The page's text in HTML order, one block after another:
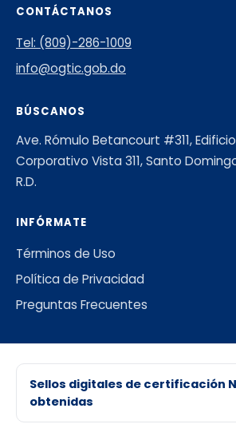
CONTÁCTANOS
Tel: (809)-286-1009
info@ogtic.gob.do
BÚSCANOS
Ave. Rómulo Betancourt #311, Edificio
Corporativo Vista 311, Santo
R.D.
INFÓRMATE
Términos de Uso
Política de Privacidad
Preguntas Frecuentes
Sellos digitales de certificación
obtenidas